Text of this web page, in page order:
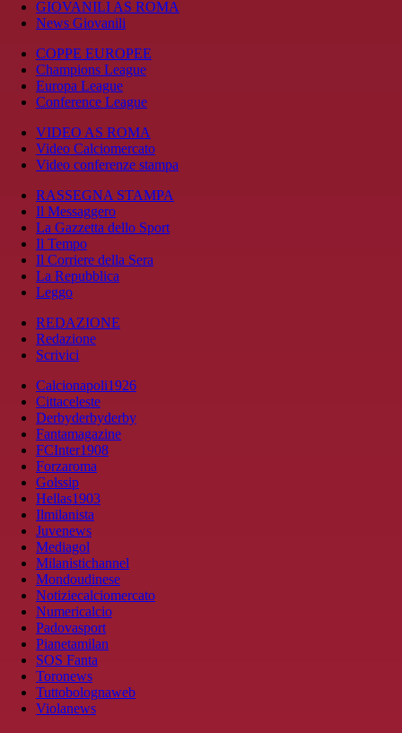
GIOVANILI AS ROMA
News Giovanili
COPPE EUROPEE
Champions League
Europa League
Conference League
VIDEO AS ROMA
Video Calciomercato
Video conferenze stampa
RASSEGNA STAMPA
Il Messaggero
La Gazzetta dello Sport
Il Tempo
Il Corriere della Sera
La Repubblica
Leggo
REDAZIONE
Redazione
Scrivici
Calcionapoli1926
Cittaceleste
Derbyderbyderby
Fantamagazine
FCInter1908
Forzaroma
Golssip
Hellas1903
Ilmilanista
Juvenews
Mediagol
Milanistichannel
Mondoudinese
Notiziecalciomercato
Numericalcio
Padovasport
Pianetamilan
SOS Fanta
Toronews
Tuttobolognaweb
Violanews